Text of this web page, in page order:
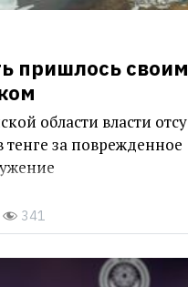
пришлось своим
области власти
за поврежденное
341